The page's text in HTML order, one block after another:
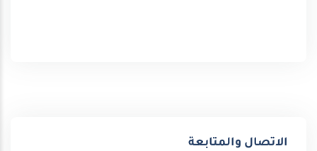
الاتصال والمتابعة